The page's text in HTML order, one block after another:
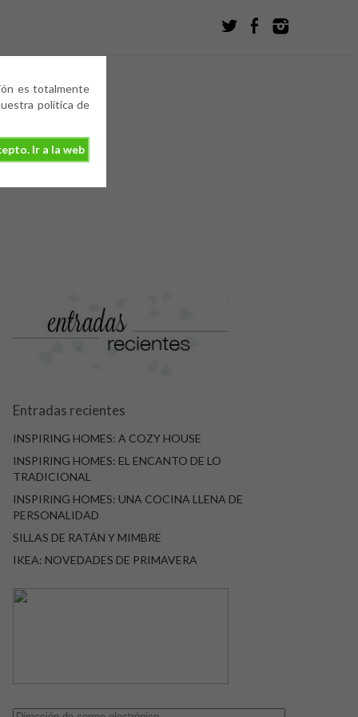
es totalmente
política de
Ir a la web
Entradas recientes
INSPIRING HOMES: A COZY HOUSE
INSPIRING HOMES: EL ENCANTO DE LO
TRADICIONAL
INSPIRING HOMES: UNA COCINA LLENA DE
PERSONALIDAD
SILLAS DE RATÁN Y MIMBRE
IKEA: NOVEDADES DE PRIMAVERA